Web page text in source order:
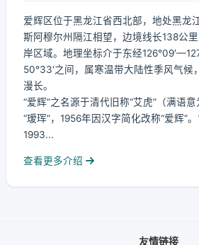
爱辉区位于黑龙江省西北部，地处黑龙
斯阿穆尔州隔江相望，边境线长138公
岸区域。地理坐标介于东经
50°33′之间，属寒温带大陆性季风气候
漫长。
“爱辉”之名源于清代旧称“艾虎”（满语
“瑷珲”，1956年因汉字简化改称“爱辉”
1993...
查看更多介绍
友情链接